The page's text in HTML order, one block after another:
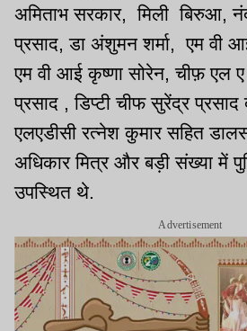
अमिताभ सरकार, मिली बिरुआ,
प्रसाद, डा अंशुमन शर्मा, एम वी
एम वी आई कृष्णा सोरेन, चीफ़ एल
प्रसाद , डिप्टी चीफ सुरेंद्र
एलएडीसी रत्नेश कुमार सहित
अधिकार मित्र और बड़ी संख्या में
उपस्थित थे.
Advertisement